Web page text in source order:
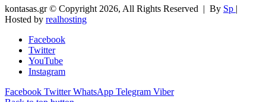
kontasas.gr © Copyright 2026, All Rights Reserved | By Sp |
Hosted by realhosting
Facebook
Twitter
YouTube
Instagram
Facebook Twitter WhatsApp Telegram Viber